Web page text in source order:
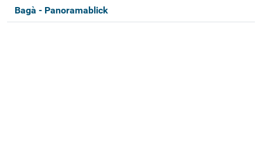
Bagà - Panoramablick